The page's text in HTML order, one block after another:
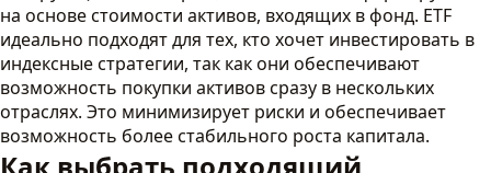
на основе стоимости активов, входящих в фонд. ETF
идеально подходят для тех, кто хочет инвестировать в
индексные стратегии, так как они обеспечивают
возможность покупки активов сразу в нескольких
отраслях. Это минимизирует риски и обеспечивает
возможность более стабильного роста капитала.